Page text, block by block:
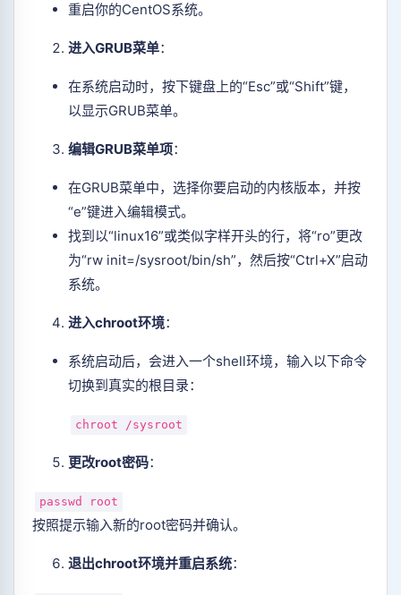
重启你的CentOS系统。
进入GRUB菜单‌：
在系统启动时，按下键盘上的“Esc”或“Shift”键，
以显示GRUB菜单。
编辑GRUB菜单项‌：
在GRUB菜单中，选择你要启动的内核版本，并按
“e”键进入编辑模式。
找到以“linux16”或类似字样开头的行，将“ro”更改
为“rw init=/sysroot/bin/sh”，然后按“Ctrl+X”启动
系统。
进入chroot环境‌：
系统启动后，会进入一个shell环境，输入以下命令
切换到真实的根目录：
chroot /sysroot
更改root密码‌：
passwd root
按照提示输入新的root密码并确认。
退出chroot环境并重启系统‌：